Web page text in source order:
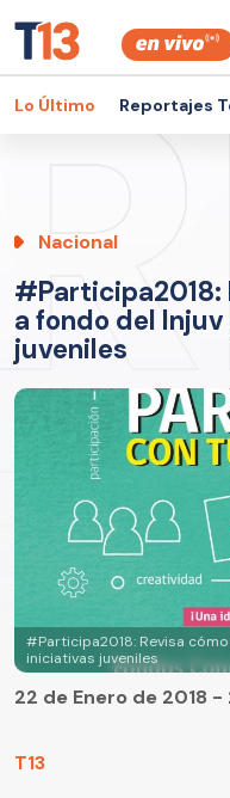
Lo Último Reportajes
Nacional
#Participa2018:
a fondo del
juveniles
#Participa2018: Revisa
iniciativas juveniles
T13
22 de Enero de 2018